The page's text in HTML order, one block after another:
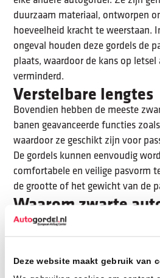
Deze website maakt gebruik van
duurzaam materiaal, ontworpen
hoeveelheid kracht te weerstaan.
ongeval houden deze gordels de
plaats, waardoor de kans op
verminderd.
Verstelbare lengtes
Bovendien hebben de meeste
banen geavanceerde functies
waardoor ze geschikt zijn voor
De gordels kunnen eenvoudig
comfortabele en veilige pasvorm
de grootte of het gewicht van de
Waarom zwarte
banen?
Zwarte autogordels met banen
ook aan dat veiligheid en stijl hand